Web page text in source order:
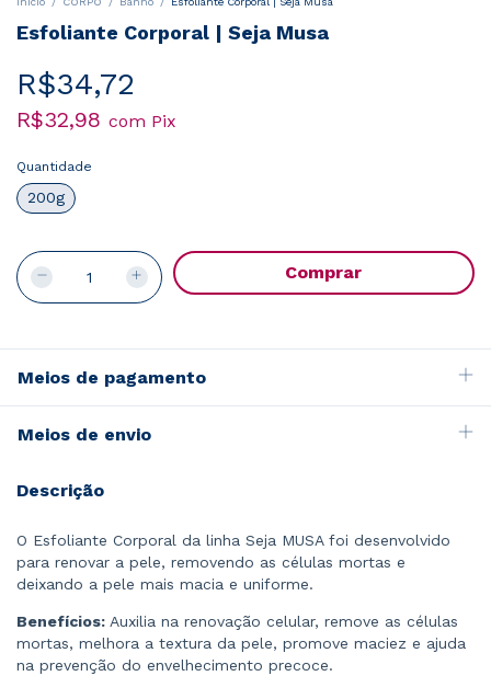
Esfoliante Corporal | Seja Musa
R$34,72
R$32,98 com Pix
Quantidade
200g
Meios de pagamento
Meios de envio
Descrição
O Esfoliante Corporal da linha Seja MUSA foi desenvolvido
para renovar a pele, removendo as células mortas e
deixando a pele mais macia e uniforme.
Benefícios: Auxilia na renovação celular, remove as células
mortas, melhora a textura da pele, promove maciez e ajuda
na prevenção do envelhecimento precoce.